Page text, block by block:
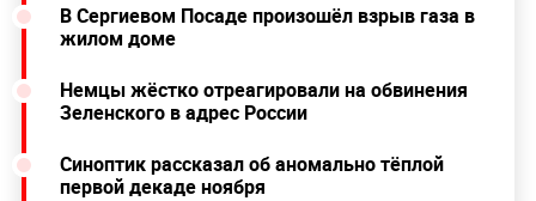
В Сергиевом Посаде произошёл взрыв газа в
жилом доме
Немцы жёстко отреагировали на обвинения
Зеленского в адрес России
Синоптик рассказал об аномально тёплой
первой декаде ноября